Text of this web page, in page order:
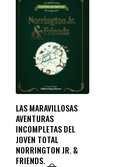
LAS MARAVILLOSAS
AVENTURAS
INCOMPLETAS DEL
JOVEN TOTAL
NORRINGTON JR. &
FRIENDS.